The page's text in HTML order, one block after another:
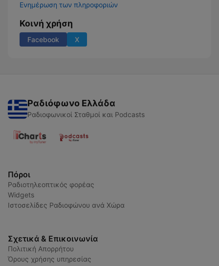
Ενημέρωση των πληροφοριών
Κοινή χρήση
Facebook X
Ραδιόφωνο Ελλάδα
Ραδιοφωνικοί Σταθμοί και Podcasts
Πόροι
Ραδιοτηλεοπτικός φορέας
Widgets
Ιστοσελίδες Ραδιοφώνου ανά Χώρα
Σχετικά & Επικοινωνία
Πολιτική Απορρήτου
Όρους χρήσης υπηρεσίας